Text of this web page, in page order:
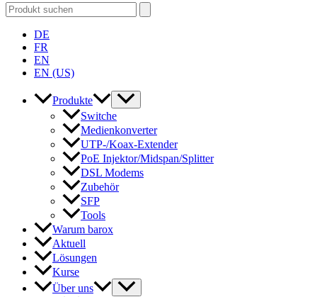
Search
for:
DE
FR
EN
EN (US)
Produkte
Switche
Medienkonverter
UTP-/Koax-Extender
PoE Injektor/Midspan/Splitter
DSL Modems
Zubehör
SFP
Tools
Warum barox
Aktuell
Lösungen
Kurse
Über uns